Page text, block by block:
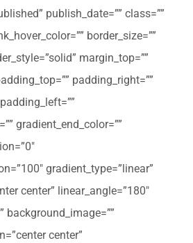
publish_date=”” class=””
border_size=””
margin_top=””
padding_right=””
gradient_end_color=””
gradient_type=”linear”
center” linear_angle=”180″
background_image=””
center”